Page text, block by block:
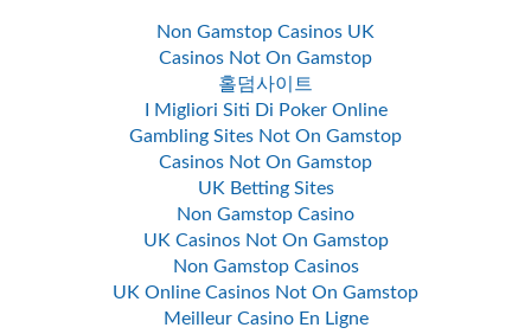
Non Gamstop Casinos UK
Casinos Not On Gamstop
홀덤사이트
I Migliori Siti Di Poker Online
Gambling Sites Not On Gamstop
Casinos Not On Gamstop
UK Betting Sites
Non Gamstop Casino
UK Casinos Not On Gamstop
Non Gamstop Casinos
UK Online Casinos Not On Gamstop
Meilleur Casino En Ligne